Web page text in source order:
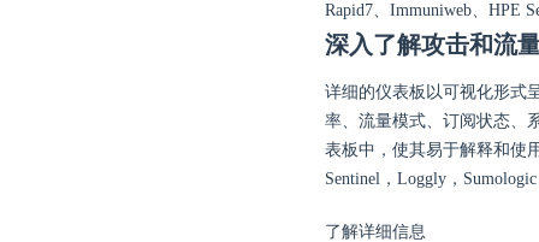
Rapid7、Immuniweb、HPE
深入了解攻击和流量
详细的仪表板以可视化形式
率、流量模式、订阅状态、
表板中，使其易于解释和使
Sentinel，Loggly，
了解详细信息